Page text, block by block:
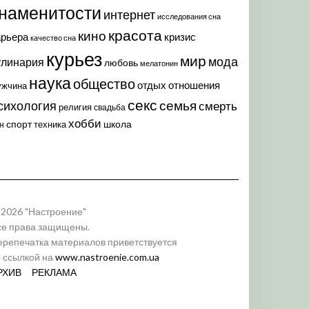
интернет исследования сна
качество сна кино красота кризис
курьез любовь мелатонин мир мода
наукаобществоотдых отношения
религия свадьба секссемья смерть
спорттехникахобби школа
"Настроение"
права защищены.
материалов приветствуется
ссылкой на www.nastroenie.com.ua
РЕКЛАМА